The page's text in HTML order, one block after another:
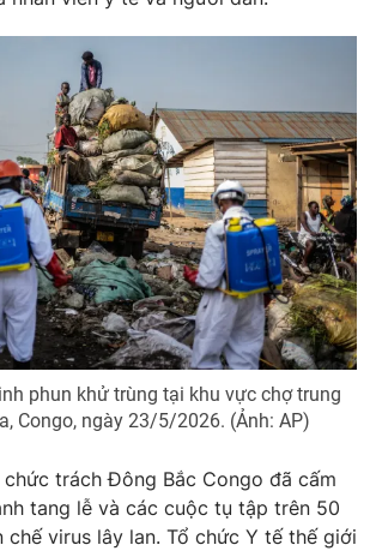
024-7300.7108
mọi hình thức nếu không có sự chấp
này.
phun khử trùng tại khu vực chợ trung
Congo, ngày 23/5/2026. (Ảnh: AP)
trách Đông Bắc Congo đã cấm
tang lễ và các cuộc tụ tập trên 50
chế virus lây lan. Tổ chức Y tế thế giới